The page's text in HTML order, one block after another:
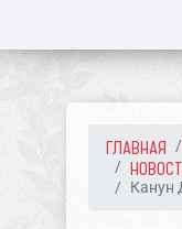
ГЛАВНАЯ
Канун